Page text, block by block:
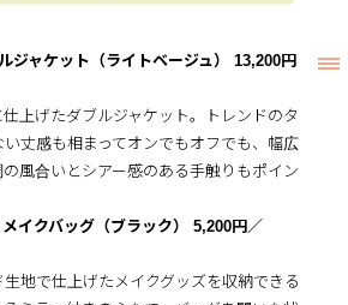
ジャケット（ライトベージュ） 13,200円
上げたダブルジャケット。トレンドのタ
丈感も相まってオンでもオフでも、幅広
風合いとシアー感のある手触りもポイン
イクバッグ（ブラック） 5,200円／
地で仕上げたメイクグッズを収納できる